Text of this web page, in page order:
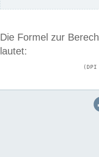
Die Formel zur
lautet: